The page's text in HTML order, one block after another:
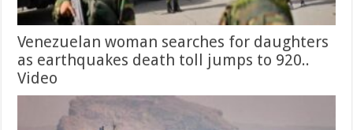
Venezuelan woman searches for daughters
as earthquakes death toll jumps to 920..
Video